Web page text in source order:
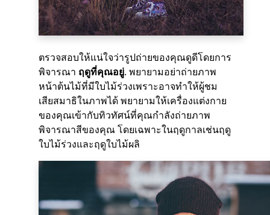
ตรวจสอบให้แน่ใจว่ารูปถ่ายของคุณดูดีโดยการ
พิจารณา ฤดูที่คุณอยู่. พยายามอย่าถ่ายภาพ
หน้าต้นไม้ที่มีใบไม้ร่วงเพราะอาจทำให้ผู้ชม
เสียสมาธิในภาพได้ พยายามให้เครื่องแต่งกาย
ของคุณเข้ากับทิวทัศน์ที่คุณกำลังถ่ายภาพ
พิจารณาสีของคุณ โดยเฉพาะในฤดูกาลเช่นฤดู
ใบไม้ร่วงและฤดูใบไม้ผลิ